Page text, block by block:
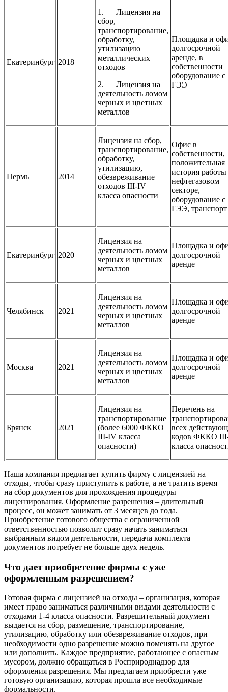
Екатеринбург 2018
1. Лицензия на
сбор,
транспортирование,
обработку,
утилизацию
металлических
отходов
2. Лицензия на
деятельность ломом
черных и цветных
металлов
Площадка и
долгосрочной
аренде, в
собственности
оборудование с
ГЭЭ
Пермь 2014
Лицензия на сбор,
транспортирование,
обработку,
утилизацию,
обезвреживание
отходов III-IV
класса опасности
Офис в
собственности,
положительная
история работы
нефтегазовом
секторе,
оборудование с
ГЭЭ, транспорт
Екатеринбург 2020
Лицензия на
деятельность ломом
черных и цветных
металлов
Площадка и
долгосрочной
аренде
Челябинск 2021
Лицензия на
деятельность ломом
черных и цветных
металлов
Площадка и
долгосрочной
аренде
Москва 2021
Лицензия на
деятельность ломом
черных и цветных
металлов
Площадка и
долгосрочной
аренде
Брянск 2021
Лицензия на
транспортирование
(более 6000 ФККО
III-IV класса
опасности)
Перечень на
всех
кодов ФККО
класса
Наша компания предлагает купить фирму с лицензией на
отходы, чтобы сразу приступить к работе, а не тратить время
на сбор документов для прохождения процедуры
лицензирования. Оформление разрешения – длительный
процесс, он может занимать от 3 месяцев до года.
Приобретение готового общества с ограниченной
ответственностью позволит сразу начать заниматься
выбранным видом деятельности, передача комплекта
документов потребует не больше двух недель.
Что дает приобретение фирмы с уже
оформленным разрешением?
Готовая фирма с лицензией на отходы – организация, которая
имеет право заниматься различными видами деятельности с
отходами 1-4 класса опасности. Разрешительный документ
выдается на сбор, размещение, транспортирование,
утилизацию, обработку или обезвреживание отходов, при
необходимости одно разрешение можно поменять на другое
или дополнить. Каждое предприятие, работающее с опасным
мусором, должно обращаться в Росприроднадзор для
оформления разрешения. Мы предлагаем приобрести уже
готовую организацию, которая прошла все необходимые
формальности.